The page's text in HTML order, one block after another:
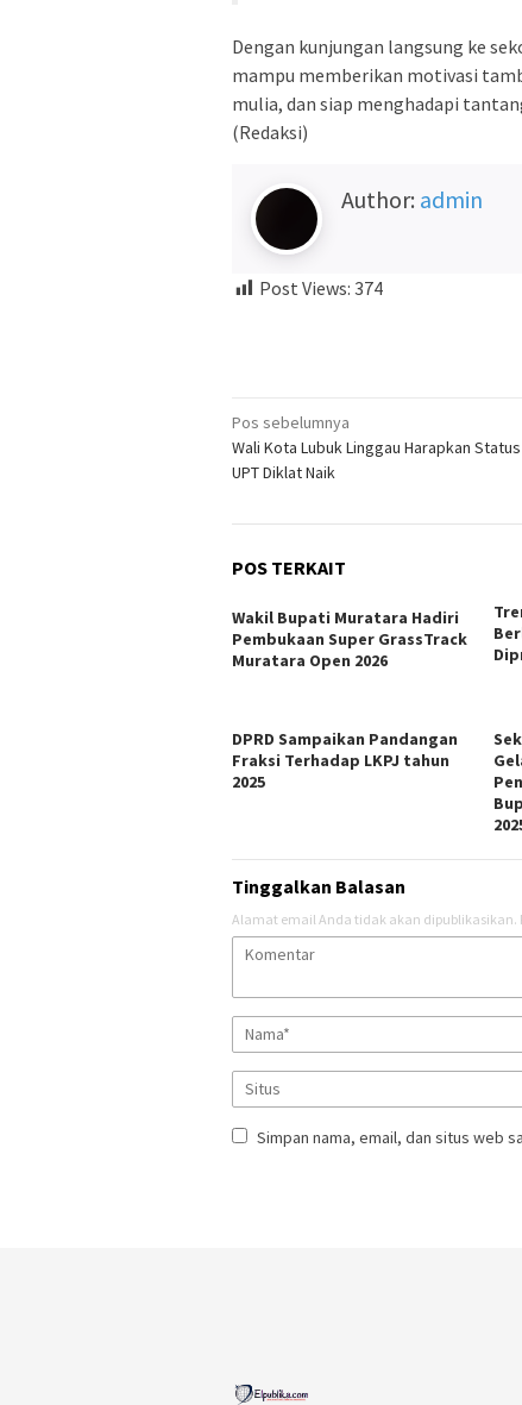
Dengan kunjungan langsung ke
mampu memberikan motivasi
mulia, dan siap menghadapi
(Redaksi)
Author: admin
Post Views: 374
Navigasi
pos
Pos sebelumnya
Wali Kota Lubuk Linggau Harapkan
UPT Diklat Naik
POS TERKAIT
Wakil Bupati Muratara Hadiri
Pembukaan Super GrassTrack
Muratara Open 2026
DPRD Sampaikan Pandangan
Fraksi Terhadap LKPJ tahun
2025
Tinggalkan Balasan
Alamat email Anda tidak akan dipublikasikan.
Simpan nama, email, dan situs web